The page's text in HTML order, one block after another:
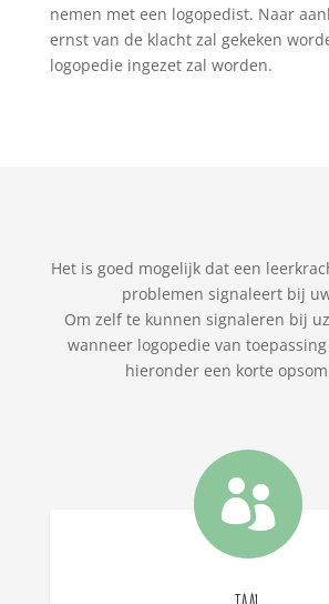
nemen met een logopedist. Naar
ernst van de klacht zal gekeken
logopedie ingezet zal worden.
Het is goed mogelijk dat een
problemen signaleert bij
Om zelf te kunnen signaleren bij
wanneer logopedie van
hieronder een korte
